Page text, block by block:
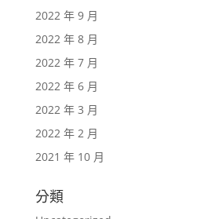
2022 年 9 月
2022 年 8 月
2022 年 7 月
2022 年 6 月
2022 年 3 月
2022 年 2 月
2021 年 10 月
分類